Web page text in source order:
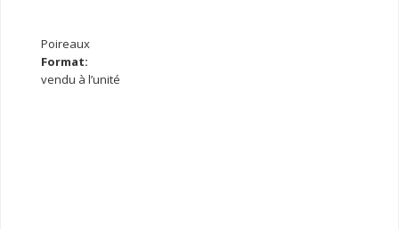
Poireaux
Format:
vendu à l’unité